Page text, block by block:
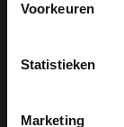
Voorkeuren
Statistieken
Marketing